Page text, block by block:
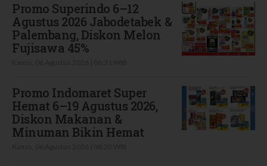
Promo Superindo 6–12
Agustus 2026 Jabodetabek &
Palembang, Diskon Melon
Fujisawa 45%
Promo Indomaret Super
Hemat 6–19 Agustus 2026,
Diskon Makanan &
Minuman Bikin Hemat